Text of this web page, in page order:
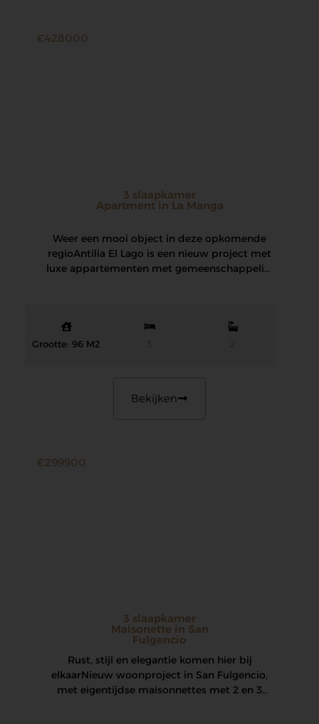
€428000
3 slaapkamer
Apartment in La Manga
Weer een mooi object in deze opkomende
regio Antilia El Lago is een nieuw project met
luxe appartementen met gemeenschappelijk
Grootte: 96 M2 3 2
Bekijken
€299900
3 slaapkamer
Maisonette in San
Fulgencio
Rust, stijl en elegantie komen hier bij
elkaar Nieuw woonproject in San Fulgencio,
met eigentijdse maisonnettes met 2 en 3